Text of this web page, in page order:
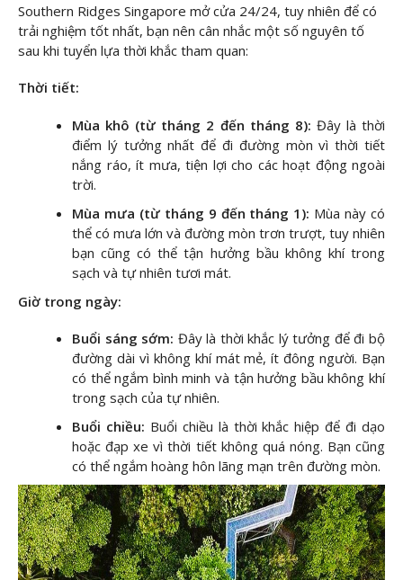
Southern Ridges Singapore mở cửa 24/24, tuy nhiên để có
trải nghiệm tốt nhất, bạn nên cân nhắc một số nguyên tố
sau khi tuyển lựa thời khắc tham quan:
Thời tiết:
Mùa khô (từ tháng 2 đến tháng 8): Đây là thời
điểm lý tưởng nhất để đi đường mòn vì thời tiết
nắng ráo, ít mưa, tiện lợi cho các hoạt động ngoài
trời.
Mùa mưa (từ tháng 9 đến tháng 1): Mùa này có
thể có mưa lớn và đường mòn trơn trượt, tuy nhiên
bạn cũng có thể tận hưởng bầu không khí trong
sạch và tự nhiên tươi mát.
Giờ trong ngày:
Buổi sáng sớm: Đây là thời khắc lý tưởng để đi bộ
đường dài vì không khí mát mẻ, ít đông người. Bạn
có thể ngắm bình minh và tận hưởng bầu không khí
trong sạch của tự nhiên.
Buổi chiều: Buổi chiều là thời khắc hiệp để đi dạo
hoặc đạp xe vì thời tiết không quá nóng. Bạn cũng
có thể ngắm hoàng hôn lãng mạn trên đường mòn.